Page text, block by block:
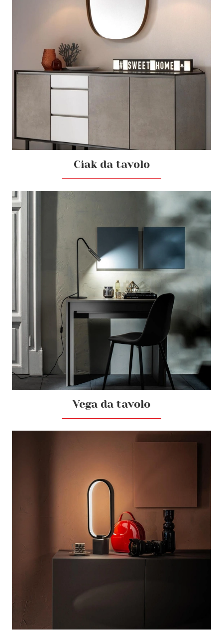
Ciak da tavolo
Vega da tavolo